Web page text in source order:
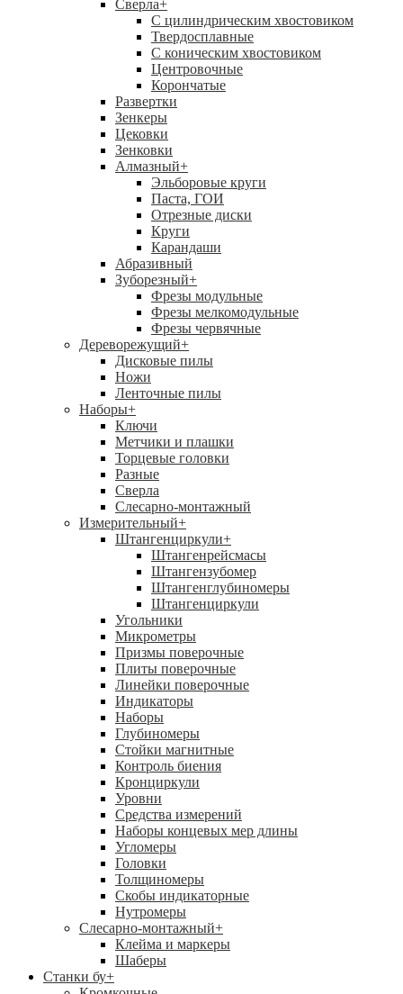
Сверла+
С цилиндрическим хвостовиком
Твердосплавные
С коническим хвостовиком
Центровочные
Корончатые
Развертки
Зенкеры
Цековки
Зенковки
Алмазный+
Эльборовые круги
Паста, ГОИ
Отрезные диски
Круги
Карандаши
Абразивный
Зуборезный+
Фрезы модульные
Фрезы мелкомодульные
Фрезы червячные
Дереворежущий+
Дисковые пилы
Ножи
Ленточные пилы
Наборы+
Ключи
Метчики и плашки
Торцевые головки
Разные
Сверла
Слесарно-монтажный
Измерительный+
Штангенциркули+
Штангенрейсмасы
Штангензубомер
Штангенглубиномеры
Штангенциркули
Угольники
Микрометры
Призмы поверочные
Плиты поверочные
Линейки поверочные
Индикаторы
Наборы
Глубиномеры
Стойки магнитные
Контроль биения
Кронциркули
Уровни
Средства измерений
Наборы концевых мер длины
Угломеры
Головки
Толщиномеры
Скобы индикаторные
Нутромеры
Слесарно-монтажный+
Клейма и маркеры
Шаберы
Станки бу+